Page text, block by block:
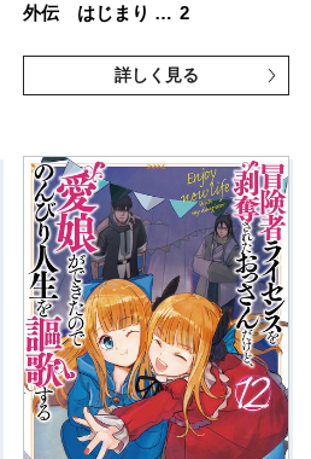
外伝 はじまり … 2
詳しく見る